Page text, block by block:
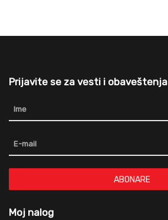
Prijavite se za vesti i obaveštenja
ABONARE
Moj nalog